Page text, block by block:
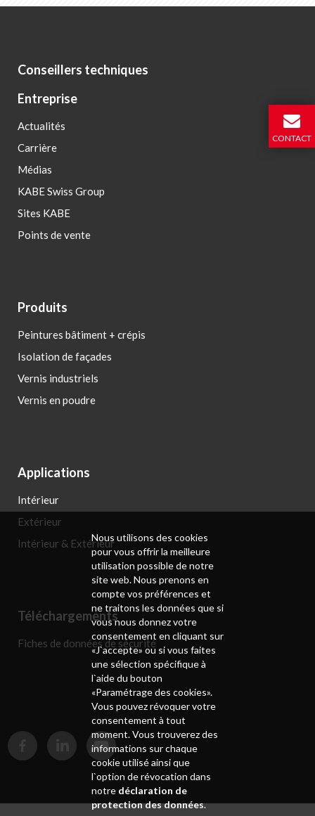
Conseillers techniques
Entreprise
Actualités
Carrière
Médias
KABE Swiss Group
Sites KABE
Points de vente
Produits
Peintures bâtiment + crépis
Isolation de façades
Vernis industriels
Vernis en poudre
Applications
Intérieur
Extérieur
Intérieur & Extérieur
Téléchargements
Fiches de données de sécurité
CONTACT
Nous utilisons des cookies
pour vous offrir la meilleure
utilisation possible de notre
site web. Nous prenons en
compte vos préférences et
ne traitons les données que si
vous nous donnez votre
consentement en cliquant sur
«J`accepte» ou si vous faites
une sélection spécifique à
l`aide du bouton
«Paramétrage des cookies».
Vous pouvez révoquer votre
consentement à tout
moment. Vous trouverez des
informations sur chaque
cookie utilisé ainsi que
l`option de révocation dans
notre déclaration de
protection des données.